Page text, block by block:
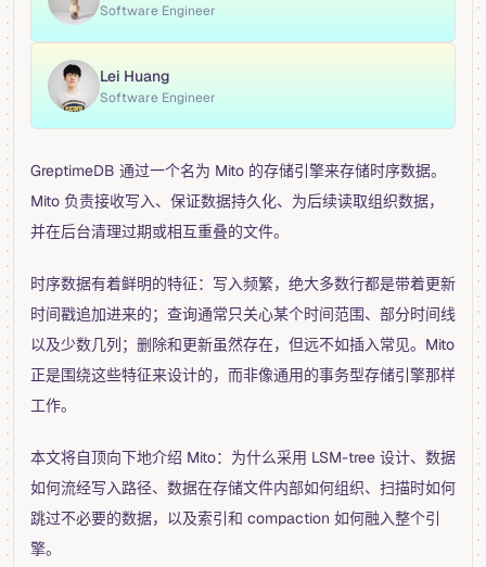
Software Engineer
Lei Huang
Software Engineer
GreptimeDB 通过一个名为 Mito 的存储引擎来存储时序数据。
Mito 负责接收写入、保证数据持久化、为后续读取组织数据，
并在后台清理过期或相互重叠的文件。
时序数据有着鲜明的特征：写入频繁，绝大多数行都是带着更新
时间戳追加进来的；查询通常只关心某个时间范围、部分时间线
以及少数几列；删除和更新虽然存在，但远不如插入常见。Mito
正是围绕这些特征来设计的，而非像通用的事务型存储引擎那样
工作。
本文将自顶向下地介绍 Mito：为什么采用 LSM-tree 设计、数据
如何流经写入路径、数据在存储文件内部如何组织、扫描时如何
跳过不必要的数据，以及索引和 compaction 如何融入整个引
擎。